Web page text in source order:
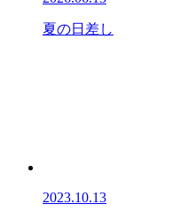
夏の日差し
2023.10.13